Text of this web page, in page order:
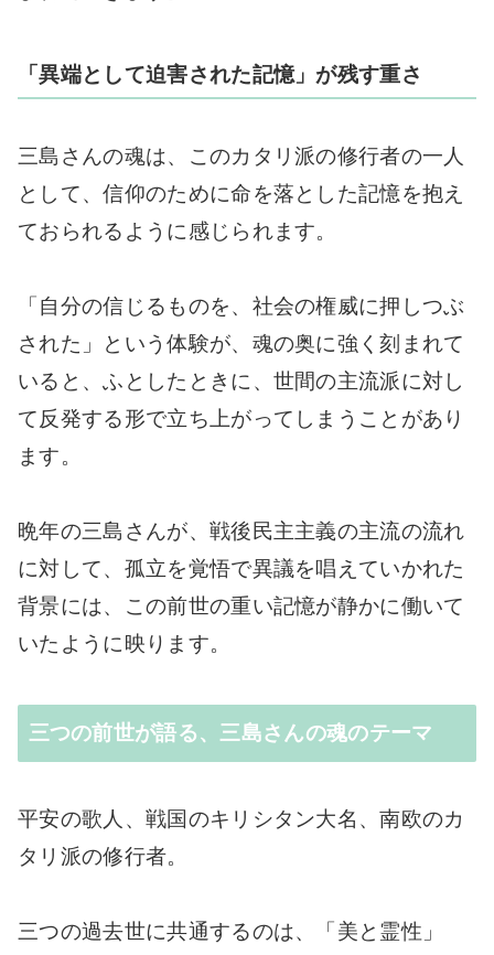
「異端として迫害された記憶」が残す重さ
三島さんの魂は、このカタリ派の修行者の一人
として、信仰のために命を落とした記憶を抱え
ておられるように感じられます。
「自分の信じるものを、社会の権威に押しつぶ
された」という体験が、魂の奥に強く刻まれて
いると、ふとしたときに、世間の主流派に対し
て反発する形で立ち上がってしまうことがあり
ます。
晩年の三島さんが、戦後民主主義の主流の流れ
に対して、孤立を覚悟で異議を唱えていかれた
背景には、この前世の重い記憶が静かに働いて
いたように映ります。
三つの前世が語る、三島さんの魂のテーマ
平安の歌人、戦国のキリシタン大名、南欧のカ
タリ派の修行者。
三つの過去世に共通するのは、「美と霊性」